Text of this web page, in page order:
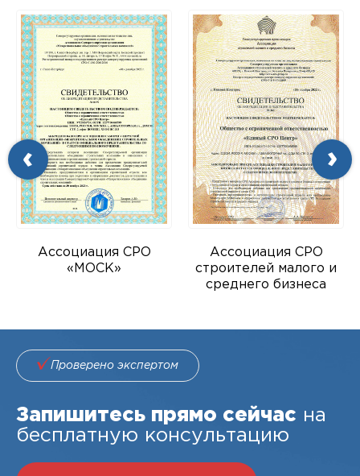
Ассоциация СРО
«МОСК»
Ассоциация СРО
строителей малого и
среднего бизнеса
Проверено экспертом
Запишитесь прямо сейчас на
бесплатную консультацию